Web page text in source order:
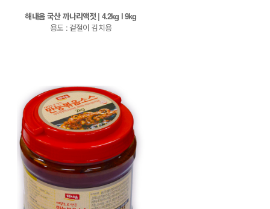
해내음 국산 까나리액젓 | 4.2kg l 9kg
용도 : 겉절이 김치용